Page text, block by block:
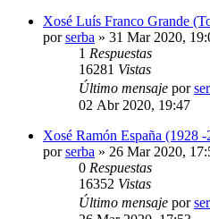
Xosé Luís Franco Grande
porserba » 31 Mar 2020,
1 Respuestas
16281 Vistas
Último mensaje por
02 Abr 2020, 19:47
Xosé Ramón España (1928
porserba » 26 Mar 2020,
0 Respuestas
16352 Vistas
Último mensaje por